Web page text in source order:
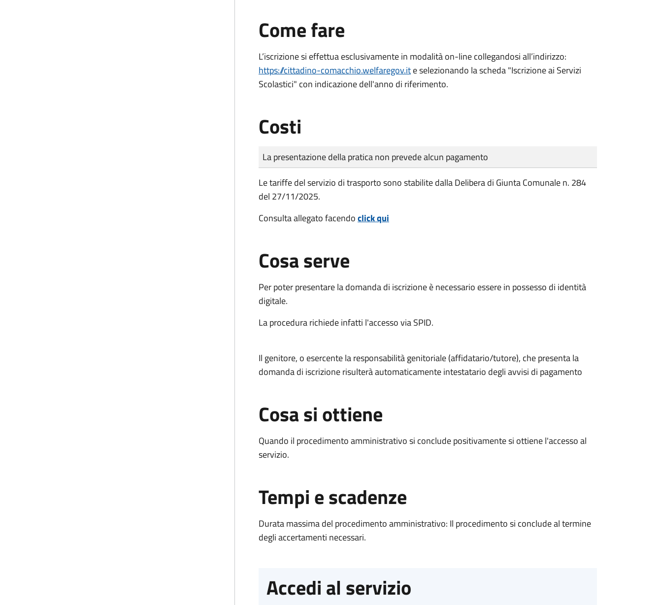
Come fare
L’iscrizione si effettua esclusivamente in modalità on-line collegandosi all’indirizzo:
https://cittadino-comacchio.welfaregov.ite selezionando la scheda "Iscrizione ai Servizi
Scolastici" con indicazione dell'anno di riferimento.
Costi
Tipo di pagamento
Importo
La presentazione della pratica non prevede alcun pagamento
Le tariffe del servizio di trasporto sono stabilite dalla Delibera di Giunta Comunale n. 284
del 27/11/2025.
Consulta allegato facendoclick qui
Cosa serve
Per poter presentare la domanda di iscrizione è necessario essere in possesso di identità
digitale.
La procedura richiede infatti l'accesso via SPID.
Il genitore, o esercente la responsabilità genitoriale (affidatario/tutore), che presenta la
domanda di iscrizione risulterà automaticamente intestatario degli avvisi di pagamento
Cosa si ottiene
Quando il procedimento amministrativo si conclude positivamente si ottiene l'accesso al
servizio.
Tempi e scadenze
Durata massima del procedimento amministrativo: Il procedimento si conclude al termine
degli accertamenti necessari.
Accedi al servizio